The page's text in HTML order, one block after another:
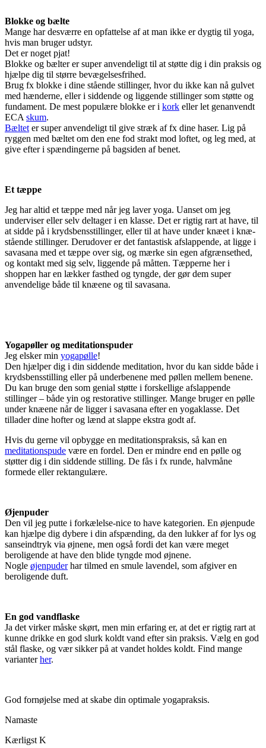
Blokke og bælte
Mange har desværre en opfattelse af at man ikke er dygtig til yoga,
hvis man bruger udstyr.
Det er noget pjat!
Blokke og bælter er super anvendeligt til at støtte dig i din praksis og
hjælpe dig til større bevægelsesfrihed.
Brug fx blokke i dine stående stillinger, hvor du ikke kan nå gulvet
med hænderne, eller i siddende og liggende stillinger som støtte og
fundament. De mest populære blokke er i kork eller let genanvendt
ECA skum.
Bæltet er super anvendeligt til give stræk af fx dine haser. Lig på
ryggen med bæltet om den ene fod strakt mod loftet, og leg med, at
give efter i spændingerne på bagsiden af benet.
Et tæppe
Jeg har altid et tæppe med når jeg laver yoga. Uanset om jeg
underviser eller selv deltager i en klasse. Det er rigtig rart at have, til
at sidde på i krydsbensstillinger, eller til at have under knæet i knæ-
stående stillinger. Derudover er det fantastisk afslappende, at ligge i
savasana med et tæppe over sig, og mærke sin egen afgrænsethed,
og kontakt med sig selv, liggende på måtten. Tæpperne her i
shoppen har en lækker fasthed og tyngde, der gør dem super
anvendelige både til knæene og til savasana.
Yogapøller og meditationspuder
Jeg elsker min yogapølle!
Den hjælper dig i din siddende meditation, hvor du kan sidde både i
krydsbensstilling eller på underbenene med pøllen mellem benene.
Du kan bruge den som genial støtte i forskellige afslappende
stillinger – både yin og restorative stillinger. Mange bruger en pølle
under knæene når de ligger i savasana efter en yogaklasse. Det
tillader dine hofter og lænd at slappe ekstra godt af.
Hvis du gerne vil opbygge en meditationspraksis, så kan en
meditationspude være en fordel. Den er mindre end en pølle og
støtter dig i din siddende stilling. De fås i fx runde, halvmåne
formede eller rektangulære.
Øjenpuder
Den vil jeg putte i forkælelse-nice to have kategorien. En øjenpude
kan hjælpe dig dybere i din afspænding, da den lukker af for lys og
sanseindtryk via øjnene, men også fordi det kan være meget
beroligende at have den blide tyngde mod øjnene.
Nogle øjenpuderhar tilmed en smule lavendel, som afgiver en
beroligende duft.
En god vandflaske
Ja det virker måske skørt, men min erfaring er, at det er rigtig rart at
kunne drikke en god slurk koldt vand efter sin praksis. Vælg en god
stål flaske, og vær sikker på at vandet holdes koldt. Find mange
varianterher.
God fornøjelse med at skabe din optimale yogapraksis.
Namaste
Kærligst K